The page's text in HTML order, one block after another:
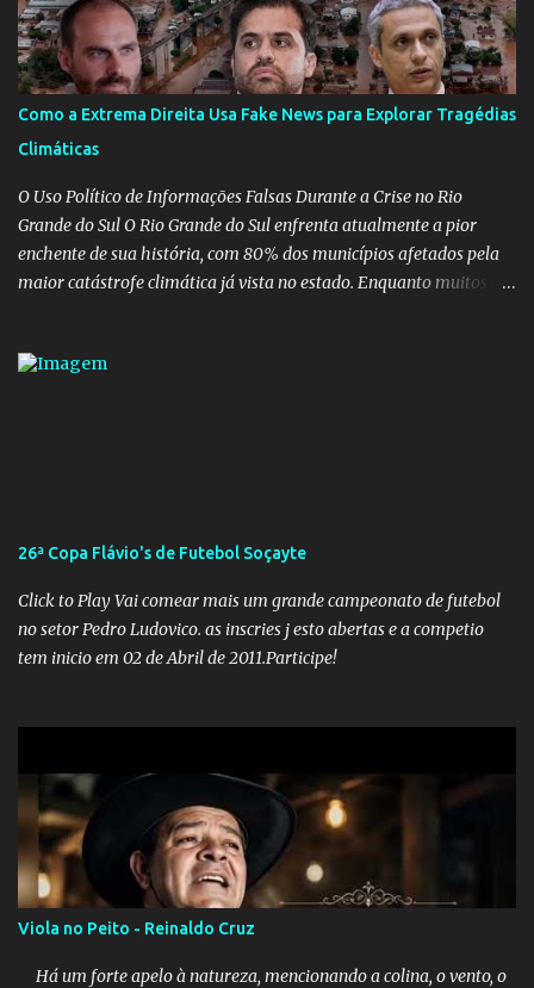
que a ala influenciada por Olavo de Carvalho tinha perdido força
na gestão... Mas as mentiras de Carlos Alberto Decotelli podem
trazer mais problemas do que soluções a Educação brasileira,
afinal de contas como acreditar em algo proposto pelo novo
ministro sem imaginar que ele só esta querendo auferir vantagens
pessoais em uma pasta de tamanha envergadura e influência na
vida dos brasileiros. Evelin Azevedo escreveu brilhantemen...
Como a Extrema Direita Usa Fake News para Explorar Tragédias
Climáticas
O Uso Político de Informações Falsas Durante a Crise no Rio
Grande do Sul O Rio Grande do Sul enfrenta atualmente a pior
enchente de sua história, com 80% dos municípios afetados pela
maior catástrofe climática já vista no estado. Enquanto muitos se
voluntários e das forças governamentais, impactando diretamente
uma investigação para identificar os autores dessas notícias falsas.
O Negacionismo Climático da Extrema Direita Essa disseminação
de fake news não é uma surpresa, pois faz parte de um padrão...
26ª Copa Flávio's de Futebol Soçayte
Click to Play Vai comear mais um grande campeonato de futebol
no setor Pedro Ludovico. as inscries j esto abertas e a competio
tem inicio em 02 de Abril de 2011.Participe!
Viola no Peito - Reinaldo Cruz
Há um forte apelo à natureza, mencionando a colina, o vento, o